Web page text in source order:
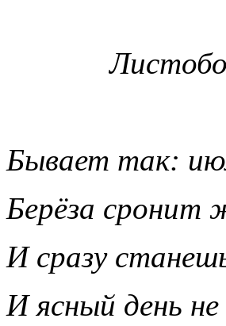
Бывает так:
Берёза сронит
И сразу
И ясный день